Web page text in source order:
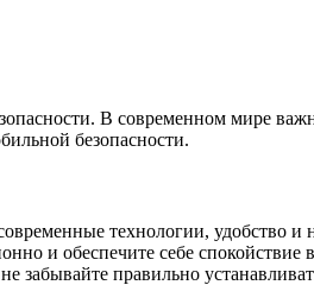
В современном мире
безопасности.
технологии, удобство и
и обеспечите себе
правильно